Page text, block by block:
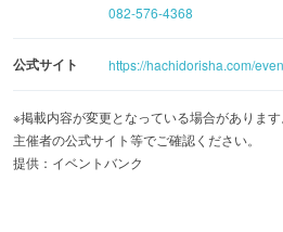
082-576-4368
公式サイト https://hachidorisha.com/
※掲載内容が変更となっている場合がありま
主催者の公式サイト等でご確認ください。
提供：イベントバンク